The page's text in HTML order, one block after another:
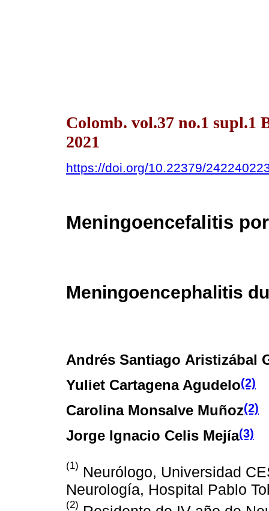
Colomb. vol.37 no.1 supl.1
2021
https://doi.org/10.22379/
Meningoencefalitis
Meningoencephalitis
Andrés Santiago Aristizábal
Yuliet Cartagena Agudelo(2)
Carolina Monsalve Muñoz(2)
Jorge Ignacio Celis Mejía(3)
(1) Neurólogo, Universidad
Neurología, Hospital Pablo
(2)